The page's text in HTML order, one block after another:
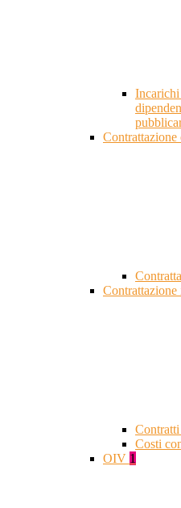
Contrattazione
Contrattazione
Costi
OIV 1